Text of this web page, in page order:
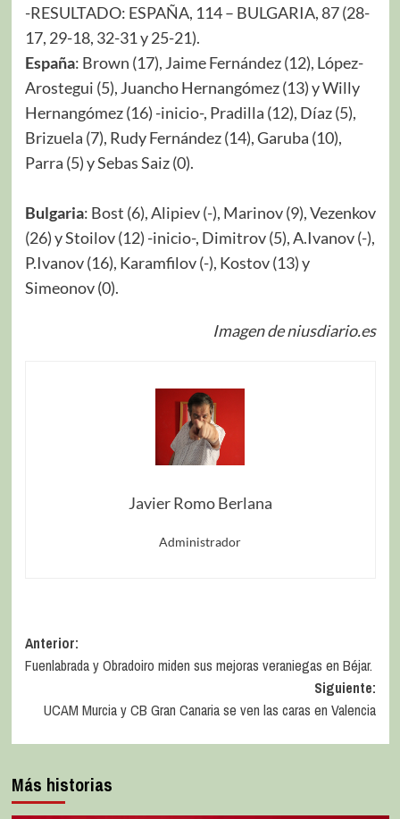
-RESULTADO: ESPAÑA, 114 – BULGARIA, 87 (28-
17, 29-18, 32-31 y 25-21).
España: Brown (17), Jaime Fernández (12), López-
Arostegui (5), Juancho Hernangómez (13) y Willy
Hernangómez (16) -inicio-, Pradilla (12), Díaz (5),
Brizuela (7), Rudy Fernández (14), Garuba (10),
Parra (5) y Sebas Saiz (0).
Bulgaria: Bost (6), Alipiev (-), Marinov (9), Vezenkov
(26) y Stoilov (12) -inicio-, Dimitrov (5), A.Ivanov (-),
P.Ivanov (16), Karamfilov (-), Kostov (13) y
Simeonov (0).
Imagen de niusdiario.es
Javier Romo Berlana
Administrador
Anterior:
Fuenlabrada y Obradoiro miden sus mejoras veraniegas en Béjar.
Siguiente:
UCAM Murcia y CB Gran Canaria se ven las caras en Valencia
Más historias